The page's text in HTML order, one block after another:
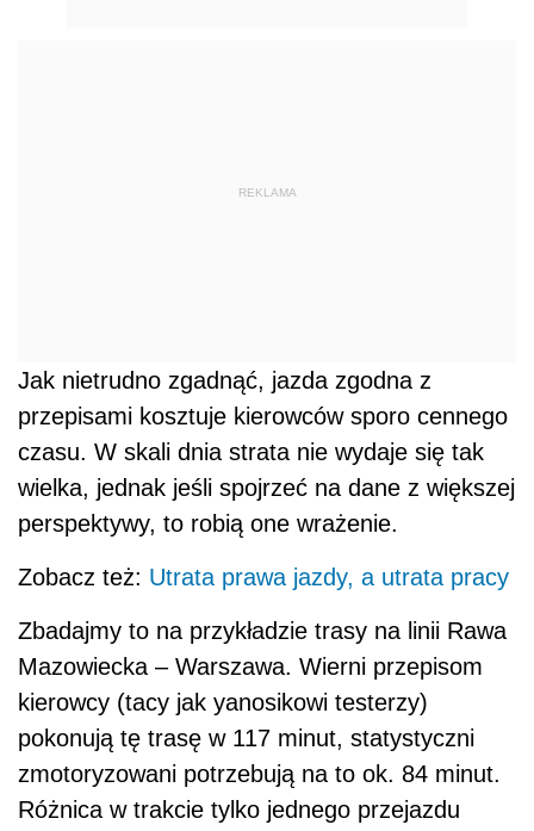
REKLAMA
Jak nietrudno zgadnąć, jazda zgodna z
przepisami kosztuje kierowców sporo cennego
czasu. W skali dnia strata nie wydaje się tak
wielka, jednak jeśli spojrzeć na dane z większej
perspektywy, to robią one wrażenie.
Zobacz też: Utrata prawa jazdy, a utrata pracy
Zbadajmy to na przykładzie trasy na linii Rawa
Mazowiecka – Warszawa. Wierni przepisom
kierowcy (tacy jak yanosikowi testerzy)
pokonują tę trasę w 117 minut, statystyczni
zmotoryzowani potrzebują na to ok. 84 minut.
Różnica w trakcie tylko jednego przejazdu